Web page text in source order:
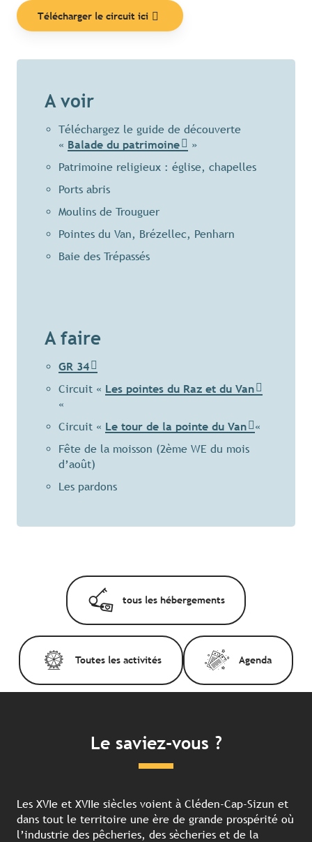
Télécharger le circuit ici
A voir
Téléchargez le guide de découverte
« Balade du patrimoine
»
Patrimoine religieux : église, chapelles
Ports abris
Moulins de Trouguer
Pointes du Van, Brézellec, Penharn
Baie des Trépassés
A faire
GR 34
Circuit « Les pointes du Raz et du Van
«
Circuit « Le tour de la pointe du Van
«
Fête de la moisson (2ème WE du mois
d’août)
Les pardons
tous les hébergements
Toutes les activités Agenda
Le saviez-vous ?
Les XVIe et XVIIe siècles voient à Cléden-Cap-Sizun et
dans tout le territoire une ère de grande prospérité où
l’industrie des pêcheries, des sècheries et de la